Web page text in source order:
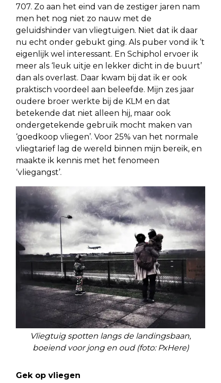
707. Zo aan het eind van de zestiger jaren nam
men het nog niet zo nauw met de
geluidshinder van vliegtuigen. Niet dat ik daar
nu echt onder gebukt ging. Als puber vond ik ’t
eigenlijk wel interessant. En Schiphol ervoer ik
meer als ‘leuk uitje en lekker dicht in de buurt’
dan als overlast. Daar kwam bij dat ik er ook
praktisch voordeel aan beleefde. Mijn zes jaar
oudere broer werkte bij de KLM en dat
betekende dat niet alleen hij, maar ook
ondergetekende gebruik mocht maken van
‘goedkoop vliegen’. Voor 25% van het normale
vliegtarief lag de wereld binnen mijn bereik, en
maakte ik kennis met het fenomeen
‘vliegangst’.
Vliegtuig spotten langs de landingsbaan,
boeiend voor jong en oud (foto: PxHere)
Gek op vliegen